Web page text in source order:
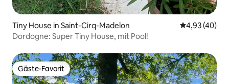
Tiny House in Saint-Cirq-Madelon
4,93 (40)
Dordogne: Super Tiny House, mit Pool!
Gäste-Favorit
Gäste-Favorit